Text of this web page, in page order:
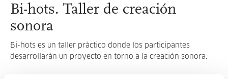
Bi-hots. Taller de creación
sonora
Bi-hots es un taller práctico donde los participantes
desarrollarán un proyecto en torno a la creación sonora.